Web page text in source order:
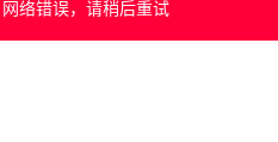
网络错误，请稍后重试